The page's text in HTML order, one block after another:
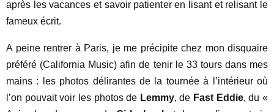
après les vacances et savoir patienter en lisant et relisant le
fameux écrit.
A peine rentrer à Paris, je me précipite chez mon disquaire
préféré (California Music) afin de tenir le 33 tours dans mes
mains : les photos délirantes de la tournée à l’intérieur où
l’on pouvait voir les photos de Lemmy, de Fast Eddie, du «